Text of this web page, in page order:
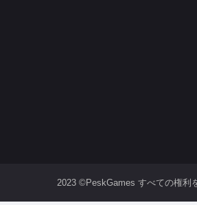
2023 ©PeskGames すべての権利